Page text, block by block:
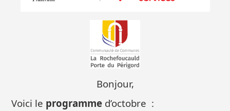
Bonjour,
Voici le programme d’octobre :